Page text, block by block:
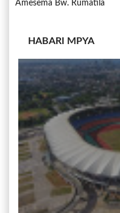
Amesema Bw. Rumatila
HABARI MPYA